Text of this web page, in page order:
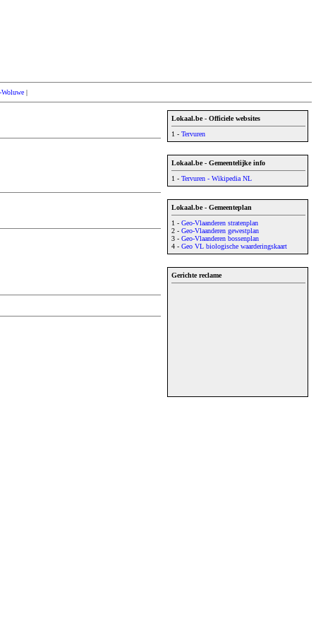
|
Lokaal.be - Officiele websites
1 - Tervuren
Lokaal.be - Gemeentelijke info
1 - Tervuren - Wikipedia NL
Lokaal.be - Gemeenteplan
1 - Geo-Vlaanderen stratenplan
2 - Geo-Vlaanderen gewestplan
3 - Geo-Vlaanderen bossenplan
4 - Geo VL biologische waarderingskaart
Gerichte reclame